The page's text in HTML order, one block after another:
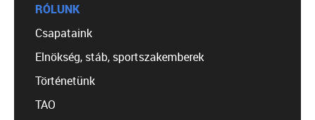
RÓLUNK
Csapataink
Elnökség, stáb, sportszakemberek
Történetünk
TAO